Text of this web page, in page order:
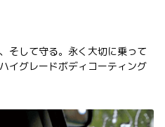
そして守る。永く大切に乗って
イグレードボディコーティング